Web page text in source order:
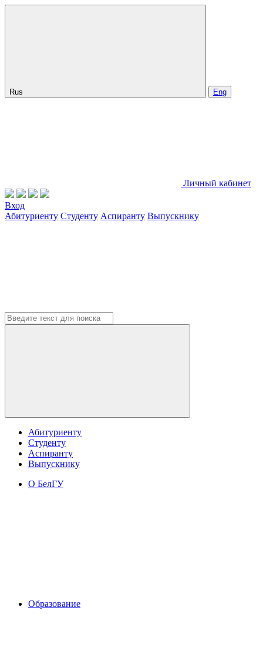
Rus Eng
Личный кабинет
Вход
Абитуриенту Студенту Аспиранту Выпускнику
Абитуриенту
Студенту
Аспиранту
Выпускнику
О БелГУ
Образование